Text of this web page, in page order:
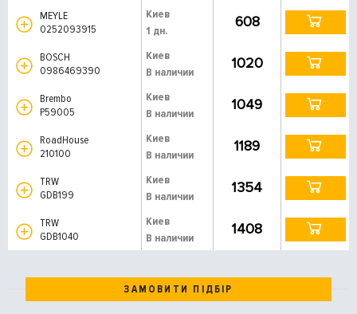
MEYLE
0252093915
Киев
1 дн.
608
BOSCH
0986469390
Киев
В наличии
1020
Brembo
P59005
Киев
В наличии
1049
RoadHouse
210100
Киев
В наличии
1189
TRW
GDB199
Киев
В наличии
1354
TRW
GDB1040
Киев
В наличии
1408
ЗАМОВИТИ ПІДБІР